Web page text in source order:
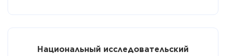
Национальный исследовательский